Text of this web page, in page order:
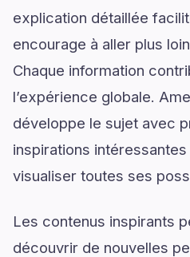
explication détaillée
encourage à aller plus
Chaque information
l’expérience globale.
développe le sujet avec
inspirations
visualiser toutes ses
Les contenus inspirants
découvrir de nouvelles